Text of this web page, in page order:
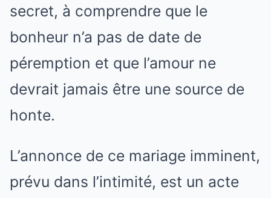
secret, à comprendre que le
bonheur n’a pas de date de
péremption et que l’amour ne
devrait jamais être une source de
honte.
L’annonce de ce mariage imminent,
prévu dans l’intimité, est un acte